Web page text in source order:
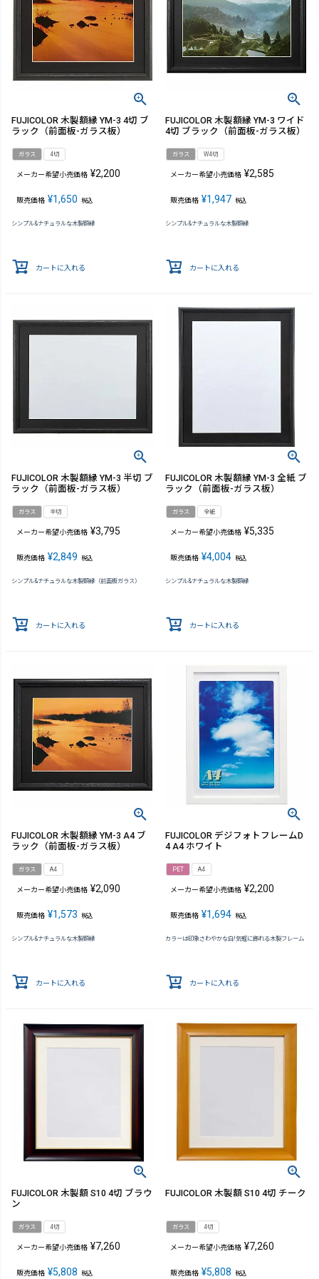
FUJICOLOR 木製額縁 YM-3 4切 ブ
ラック（前面板-ガラス板）
ガラス 4切
メーカー希望小売価格 ¥2,200
販売価格 ¥1,650 税込
シンプル&ナチュラルな木製額縁
カートに入れる
FUJICOLOR 木製額縁 YM-3 ワイド
4切 ブラック（前面板-ガラス板）
ガラス W4切
メーカー希望小売価格 ¥2,585
販売価格 ¥1,947 税込
シンプル&ナチュラルな木製額縁
カートに入れる
FUJICOLOR 木製額縁 YM-3 半切 ブ
ラック（前面板-ガラス板）
ガラス 半切
メーカー希望小売価格 ¥3,795
販売価格 ¥2,849 税込
シンプル&ナチュラルな木製額縁（前面板ガラス）
カートに入れる
FUJICOLOR 木製額縁 YM-3 全紙 ブ
ラック（前面板-ガラス板）
ガラス 全紙
メーカー希望小売価格 ¥5,335
販売価格 ¥4,004 税込
シンプル&ナチュラルな木製額縁
カートに入れる
FUJICOLOR 木製額縁 YM-3 A4 ブ
ラック（前面板-ガラス板）
ガラス A4
メーカー希望小売価格 ¥2,090
販売価格 ¥1,573 税込
シンプル&ナチュラルな木製額縁
カートに入れる
FUJICOLOR デジフォトフレームD
4 A4 ホワイト
PET A4
メーカー希望小売価格 ¥2,200
販売価格 ¥1,694 税込
カラーは印象さわやかな白!気軽に飾れる木製フレーム
カートに入れる
FUJICOLOR 木製額 S10 4切 ブラウ
ン
ガラス 4切
メーカー希望小売価格 ¥7,260
販売価格 ¥5,808 税込
FUJICOLOR 木製額 S10 4切 チーク
ガラス 4切
メーカー希望小売価格 ¥7,260
販売価格 ¥5,808 税込